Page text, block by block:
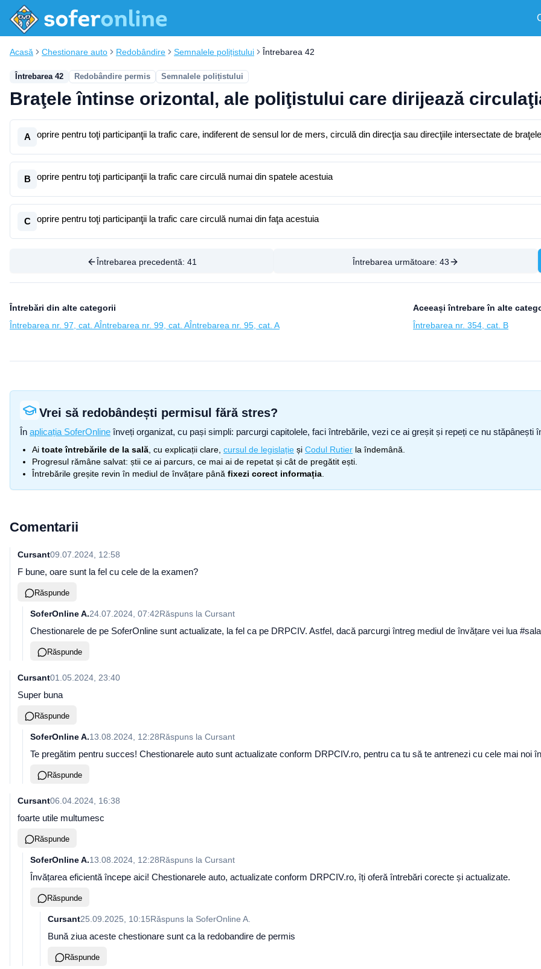
Acasă Chestionare auto Redobândire Semnalele polițistului Întrebarea 42
Întrebarea 42 Redobândire permis Semnalele polițistului
Braţele întinse orizontal, ale poliţistului care dirijează
A oprire pentru toţi participanţii la trafic care, indiferent de sensul lor de mers, circulă din direcţia sau direcţiile intersectate de
B oprire pentru toţi participanţii la trafic care circulă numai din spatele acestuia
C oprire pentru toţi participanţii la trafic care circulă numai din faţa acestuia
Întrebarea precedentă: 41 Întrebarea următoare: 43
Întrebări din alte categorii
Întrebarea nr. 97, cat. AÎntrebarea nr. 99, cat. AÎntrebarea nr. 95, cat. A
Aceeași întrebare în alte
Întrebarea nr. 354, cat. B
Vrei să redobândești permisul fără stres?
În aplicația SoferOnline înveți organizat, cu pași simpli: parcurgi capitolele, faci întrebările, vezi ce ai greșit și repeți ce nu
Ai toate întrebările de la sală , cu explicații clare, cursul de legislație și Codul Rutier la îndemână.
Progresul rămâne salvat: știi ce ai parcurs, ce mai ai de repetat și cât de pregătit ești.
Întrebările greșite revin în mediul de învățare până fixezi corect informația
Comentarii
Cursant09.07.2024, 12:58
F bune, oare sunt la fel cu cele de la examen?
Răspunde
SoferOnline A.24.07.2024, 07:42Răspuns la Cursant
Chestionarele de pe SoferOnline sunt actualizate, la fel ca pe DRPCIV. Astfel, dacă parcurgi întreg mediul de învățare vei lua
Răspunde
Cursant01.05.2024, 23:40
Super buna
Răspunde
SoferOnline A.13.08.2024, 12:28Răspuns la Cursant
Te pregătim pentru succes! Chestionarele auto sunt actualizate conform DRPCIV.ro, pentru ca tu să te antrenezi cu cele mai noi
Răspunde
Cursant06.04.2024, 16:38
foarte utile multumesc
Răspunde
SoferOnline A.13.08.2024, 12:28Răspuns la Cursant
Învățarea eficientă începe aici! Chestionarele auto, actualizate conform DRPCIV.ro, îți oferă întrebări corecte și actualizate.
Răspunde
Cursant25.09.2025, 10:15Răspuns la SoferOnline A.
Bună ziua aceste chestionare sunt ca la redobandire de permis
Răspunde